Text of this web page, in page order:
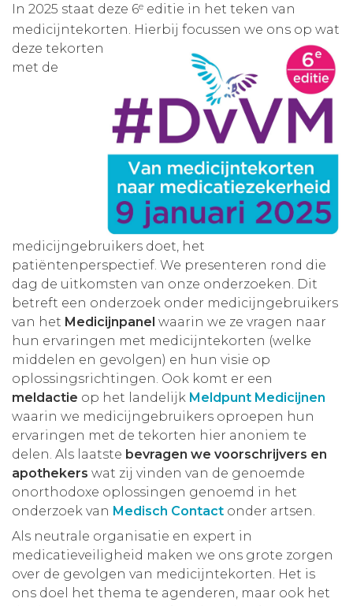
Toegang leeromgeving
In 2025 staat deze 6e editie in het teken van
medicijntekorten. Hierbij focussen we ons op wat
deze tekorten
met de
medicijngebruikers doet, het
patiëntenperspectief. We presenteren rond die
dag de uitkomsten van onze onderzoeken. Dit
betreft een onderzoek onder medicijngebruikers
van het Medicijnpanel waarin we ze vragen naar
hun ervaringen met medicijntekorten (welke
middelen en gevolgen) en hun visie op
oplossingsrichtingen. Ook komt er een
meldactie op het landelijk Meldpunt Medicijnen
waarin we medicijngebruikers oproepen hun
ervaringen met de tekorten hier anoniem te
delen. Als laatste bevragen we voorschrijvers en
apothekers wat zij vinden van de genoemde
onorthodoxe oplossingen genoemd in het
onderzoek van Medisch Contact onder artsen.
Als neutrale organisatie en expert in
medicatieveiligheid maken we ons grote zorgen
over de gevolgen van medicijntekorten. Het is
ons doel het thema te agenderen, maar ook het